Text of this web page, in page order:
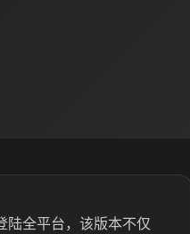
陆全平台，该版本不仅